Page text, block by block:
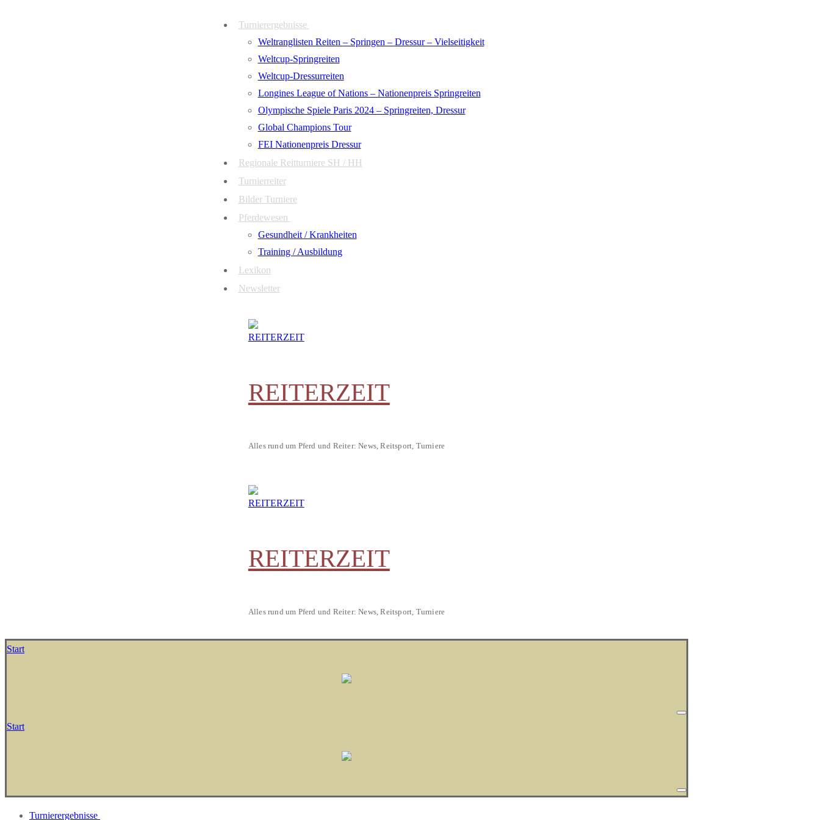
Turnierergebnisse
Weltranglisten Reiten – Springen – Dressur – Vielseitigkeit
Weltcup-Springreiten
Weltcup-Dressurreiten
Longines League of Nations – Nationenpreis Springreiten
Olympische Spiele Paris 2024 – Springreiten, Dressur
Global Champions Tour
FEI Nationenpreis Dressur
Regionale Reitturniere SH / HH
Turnierreiter
Bilder Turniere
Pferdewesen
Gesundheit / Krankheiten
Training / Ausbildung
Lexikon
Newsletter
REITERZEIT
Alles rund um Pferd und Reiter: News, Reitsport, Turniere
REITERZEIT
Alles rund um Pferd und Reiter: News, Reitsport, Turniere
Start
Start
Turnierergebnisse